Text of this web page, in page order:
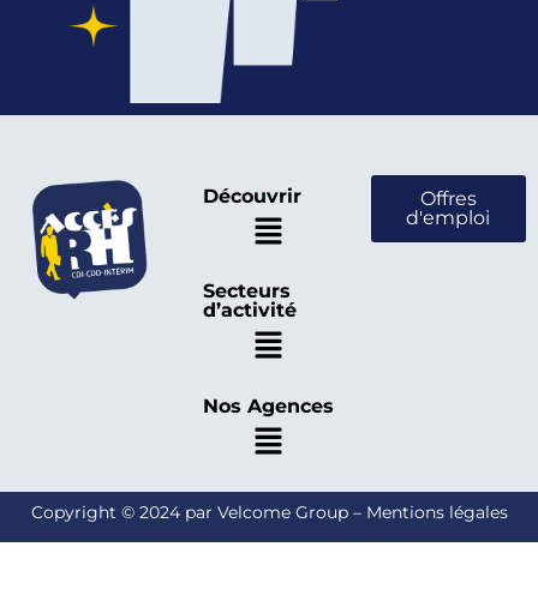
Découvrir
Secteurs
d’activité
Nos Agences
Offres
d'emploi
Copyright © 2024 par Velcome Group – Mentions légales